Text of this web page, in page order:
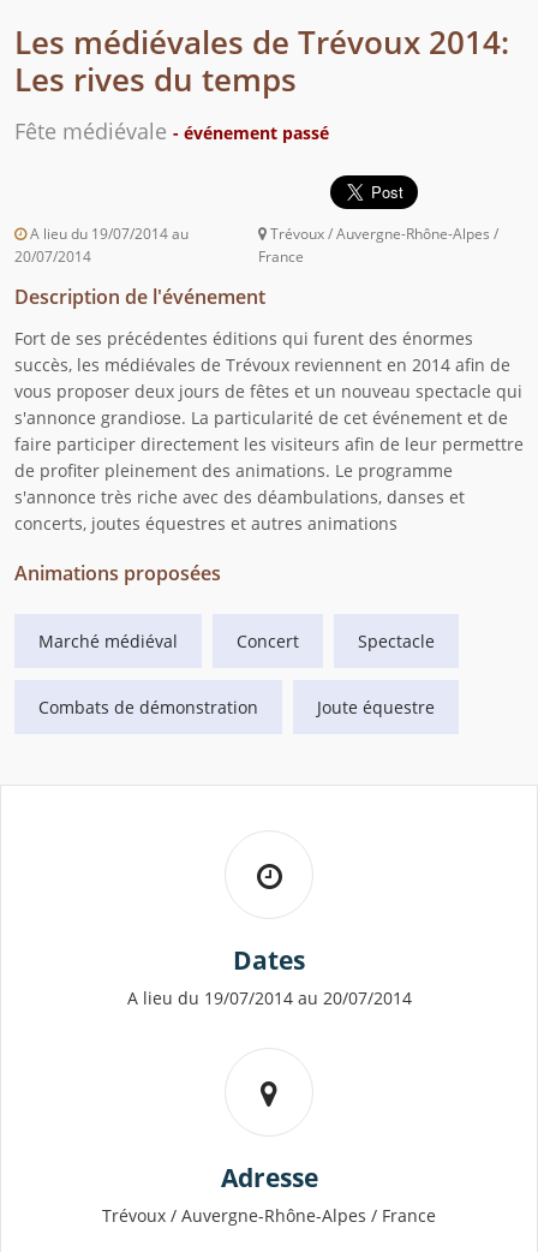
Les médiévales de Trévoux 2014:
Les rives du temps
Fête médiévale - événement passé
A lieu du 19/07/2014 au
20/07/2014
Trévoux / Auvergne-Rhône-Alpes /
France
Description de l'événement
Fort de ses précédentes éditions qui furent des énormes
succès, les médiévales de Trévoux reviennent en 2014 afin de
vous proposer deux jours de fêtes et un nouveau spectacle qui
s'annonce grandiose. La particularité de cet événement et de
faire participer directement les visiteurs afin de leur permettre
de profiter pleinement des animations. Le programme
s'annonce très riche avec des déambulations, danses et
concerts, joutes équestres et autres animations
Animations proposées
Marché médiéval Concert Spectacle
Combats de démonstration Joute équestre
Dates
A lieu du 19/07/2014 au 20/07/2014
Adresse
Trévoux / Auvergne-Rhône-Alpes / France